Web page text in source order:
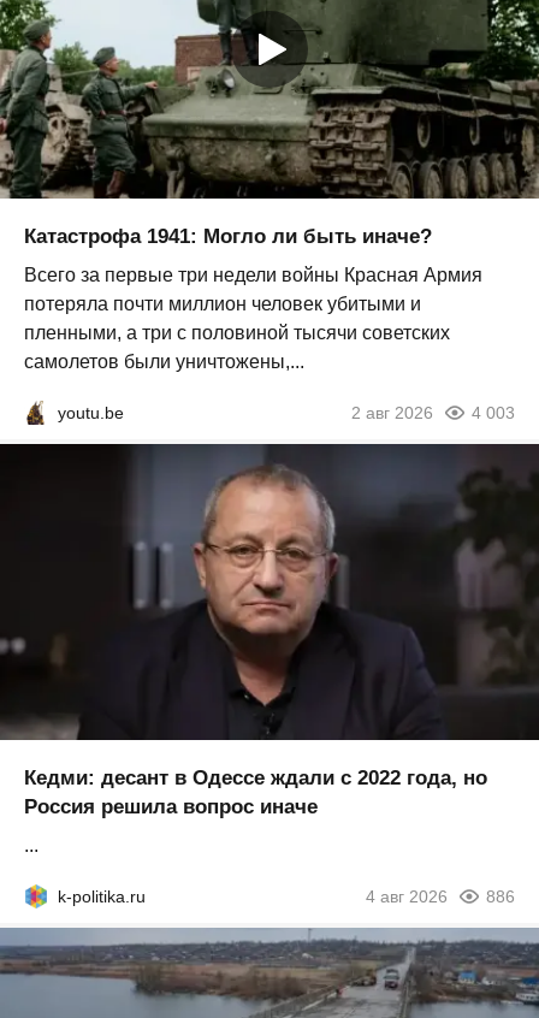
Катастрофа 1941: Могло ли быть иначе?
Всего за первые три недели войны Красная Армия
потеряла почти миллион человек убитыми и
пленными, а три с половиной тысячи советских
самолетов были уничтожены,...
youtu.be 2 авг 2026 4 003
Кедми: десант в Одессе ждали с 2022 года, но
Россия решила вопрос иначе
...
k-politika.ru 4 авг 2026 886